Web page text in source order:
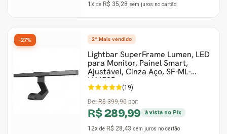
1x de R$ 35,28 sem juros no cartão
2º Mais vendido
Lightbar SuperFrame Lumen, LED
para Monitor, Painel Smart,
Ajustável, Cinza Aço, SF-ML-
LN450B
(19)
De:R$ 399,90 por:
R$ 289,99 à vista no Pix
12x de R$ 28,43 sem juros no cartão
-27%